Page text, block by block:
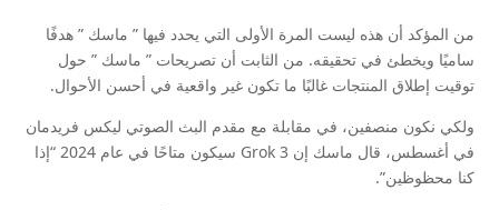
من المؤكد أن هذه ليست المرة الأولى التي يحدد فيها ” ماسك ” هدفًا
ساميًا ويخطئ في تحقيقه. من الثابت أن تصريحات ” ماسك ” حول
توقيت إطلاق المنتجات غالبًا ما تكون غير واقعية في أحسن الأحوال.
ولكي نكون منصفين، في مقابلة مع مقدم البث الصوتي ليكس فريدمان
في أغسطس، قال ماسك إن Grok 3 سيكون متاحًا في عام 2024 “إذا
كنا محظوظين”.